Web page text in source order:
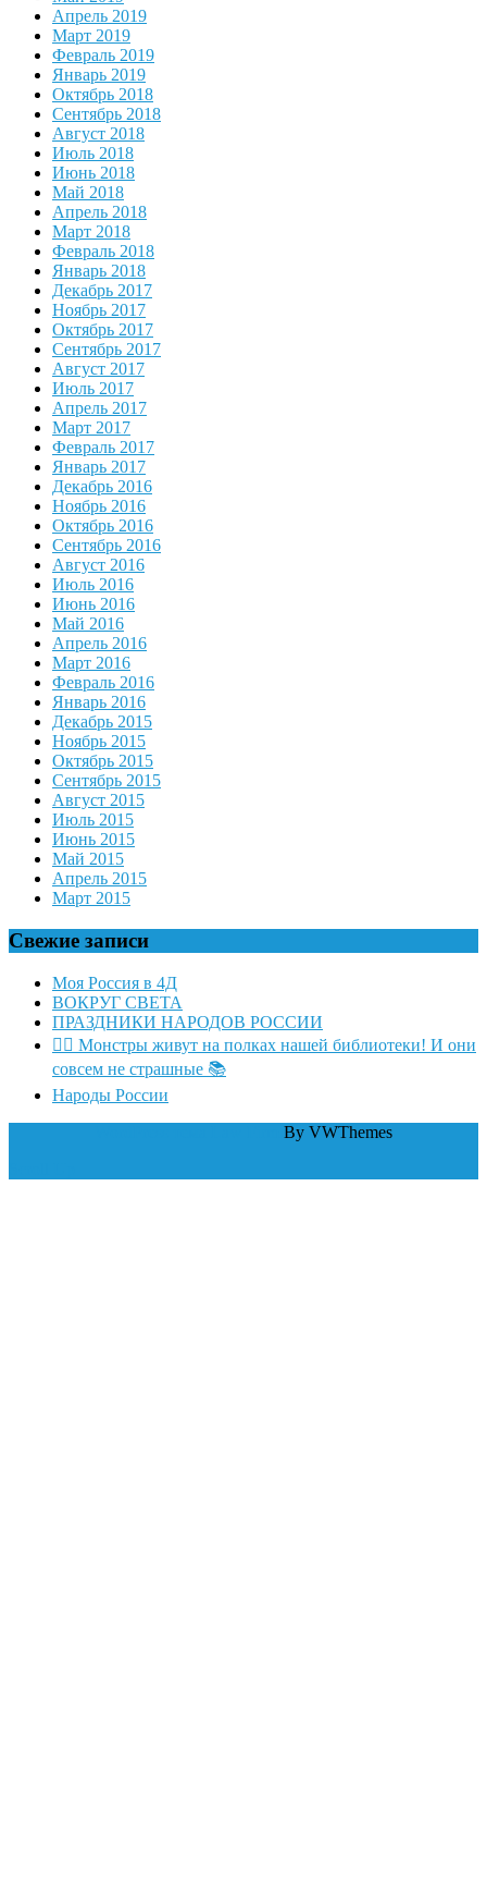
Апрель 2019
Март 2019
Февраль 2019
Январь 2019
Октябрь 2018
Сентябрь 2018
Август 2018
Июль 2018
Июнь 2018
Май 2018
Апрель 2018
Март 2018
Февраль 2018
Январь 2018
Декабрь 2017
Ноябрь 2017
Октябрь 2017
Сентябрь 2017
Август 2017
Июль 2017
Апрель 2017
Март 2017
Февраль 2017
Январь 2017
Декабрь 2016
Ноябрь 2016
Октябрь 2016
Сентябрь 2016
Август 2016
Июль 2016
Июнь 2016
Май 2016
Апрель 2016
Март 2016
Февраль 2016
Январь 2016
Декабрь 2015
Ноябрь 2015
Октябрь 2015
Сентябрь 2015
Август 2015
Июль 2015
Июнь 2015
Май 2015
Апрель 2015
Март 2015
Свежие записи
Моя Россия в 4Д
ВОКРУГ СВЕТА
ПРАЗДНИКИ НАРОДОВ РОССИИ
🧛‍♂ Монстры живут на полках нашей библиотеки! И они
совсем не страшные 📚
Народы России
By VWThemes